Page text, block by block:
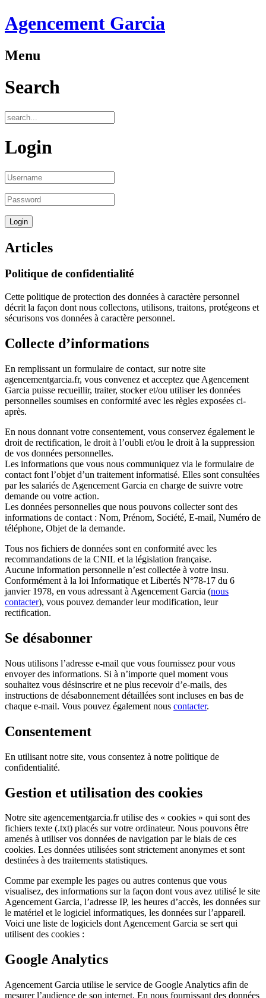
Agencement Garcia
Menu
Search
Login
Articles
Politique de confidentialité
Cette politique de protection des données à caractère personnel
décrit la façon dont nous collectons, utilisons, traitons, protégeons et
sécurisons vos données à caractère personnel.
Collecte d’informations
En remplissant un formulaire de contact, sur notre site
agencementgarcia.fr, vous convenez et acceptez que Agencement
Garcia puisse recueillir, traiter, stocker et/ou utiliser les données
personnelles soumises en conformité avec les règles exposées ci-
après.
En nous donnant votre consentement, vous conservez également le
droit de rectification, le droit à l’oubli et/ou le droit à la suppression
de vos données personnelles.
Les informations que vous nous communiquez via le formulaire de
contact font l’objet d’un traitement informatisé. Elles sont consultées
par les salariés de Agencement Garcia en charge de suivre votre
demande ou votre action.
Les données personnelles que nous pouvons collecter sont des
informations de contact : Nom, Prénom, Société, E-mail, Numéro de
téléphone, Objet de la demande.
Tous nos fichiers de données sont en conformité avec les
recommandations de la CNIL et la législation française.
Aucune information personnelle n’est collectée à votre insu.
Conformément à la loi Informatique et Libertés N°78-17 du 6
janvier 1978, en vous adressant à Agencement Garcia (nous
contacter), vous pouvez demander leur modification, leur
rectification.
Se désabonner
Nous utilisons l’adresse e-mail que vous fournissez pour vous
envoyer des informations. Si à n’importe quel moment vous
souhaitez vous désinscrire et ne plus recevoir d’e-mails, des
instructions de désabonnement détaillées sont incluses en bas de
chaque e-mail. Vous pouvez également nous contacter.
Consentement
En utilisant notre site, vous consentez à notre politique de
confidentialité.
Gestion et utilisation des cookies
Notre site agencementgarcia.fr utilise des « cookies » qui sont des
fichiers texte (.txt) placés sur votre ordinateur. Nous pouvons être
amenés à utiliser vos données de navigation par le biais de ces
cookies. Les données utilisées sont strictement anonymes et sont
destinées à des traitements statistiques.
Comme par exemple les pages ou autres contenus que vous
visualisez, des informations sur la façon dont vous avez utilisé le site
Agencement Garcia, l’adresse IP, les heures d’accès, les données sur
le matériel et le logiciel informatiques, les données sur l’appareil.
Voici une liste de logiciels dont Agencement Garcia se sert qui
utilisent des cookies :
Google Analytics
Agencement Garcia utilise le service de Google Analytics afin de
mesurer l’audience de son internet. En nous fournissant des données